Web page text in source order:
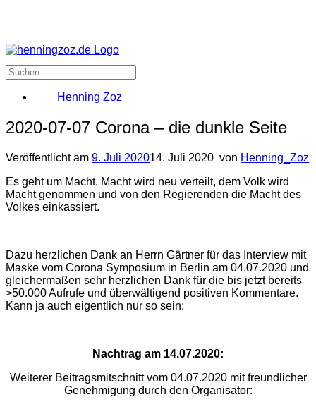
Henning Zoz
2020-07-07 Corona – die dunkle Seite
Veröffentlicht am 9. Juli 202014. Juli 2020 von Henning_Zoz
Es geht um Macht. Macht wird neu verteilt, dem Volk wird
Macht genommen und von den Regierenden die Macht des
Volkes einkassiert.
Dazu herzlichen Dank an Herrn Gärtner für das Interview mit
Maske vom Corona Symposium in Berlin am 04.07.2020 und
gleichermaßen sehr herzlichen Dank für die bis jetzt bereits
>50.000 Aufrufe und überwältigend positiven Kommentare.
Kann ja auch eigentlich nur so sein:
Nachtrag am 14.07.2020:
Weiterer Beitragsmitschnitt vom 04.07.2020 mit freundlicher
Genehmigung durch den Organisator: